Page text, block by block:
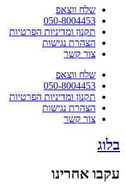
שלח ווצאפ
050-8004453
תקנון ומדיניות הפרטיות
הצהרת נגישות
צור קשר
שלח ווצאפ
050-8004453
תקנון ומדיניות הפרטיות
הצהרת נגישות
צור קשר
בלוג
עקבו אחרינו